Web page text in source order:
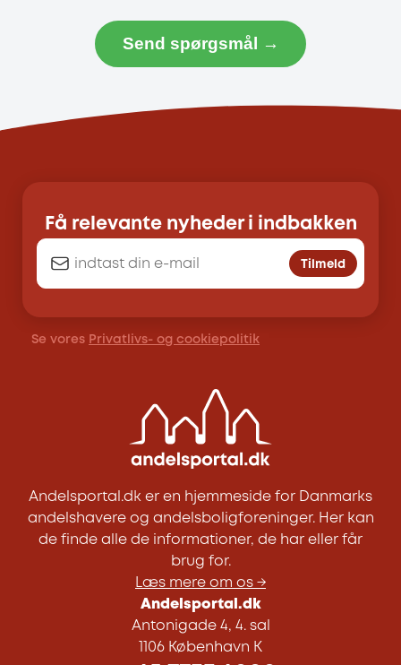
Send spørgsmål →
Få relevante nyheder i indbakken
Tilmeld
Se vores Privatlivs- og cookiepolitik
Andelsportal.dk er en hjemmeside for Danmarks
andelshavere og andelsboligforeninger. Her kan
de finde alle de informationer, de har eller får
brug for.
Læs mere om os →
Andelsportal.dk
Antonigade 4, 4. sal
1106 København K